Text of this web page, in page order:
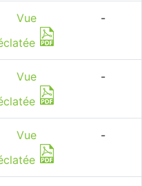
Vue
-
Vue
-
Vue
-